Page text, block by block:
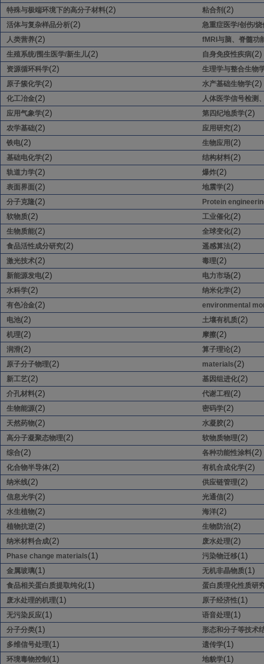
特殊与极端环境下的高分子材料(2) 粘合剂 (2)
活体与复杂样品分析(2)
急重症医学/创伤/
人类营养(2)
fMRI与脑、脊髓功
生殖系统/围生医学/新生儿(2) 自身免疫性疾病(2)
资源循环科学(2)
生理学与整合生物
原子簇化学(2) 水产基础生物学(2)
化工冶金(2)
人体医学信号检测
应用气象学(2) 第四纪地质学(2)
农学基础(2) 应用研究(2)
铁电(2) 生物应用 (2)
基础电化学(2) 结构材料(2)
轨道力学(2) 爆炸(2)
表面界面(2) 地震学(2)
分子克隆(2)
Protein
软物质(2) 工业催化(2)
生物质能(2) 全球变化(2)
食品活性成分研究(2) 遥感算法(2)
激光技术(2) 毒理(2)
新能源发电(2) 电力市场(2)
水科学(2) 纳米化学(2)
有色冶金(2)
environmental
电池(2) 土壤有机质(2)
机理(2) 摩擦(2)
润滑(2) 算子理论(2)
原子分子物理(2) materials(2)
新工艺(2) 基因组进化(2)
介孔材料(2) 代谢工程(2)
生物能源(2) 密码学(2)
天然药物(2) 水凝胶(2)
高分子凝聚态物理(2) 软物质物理(2)
综合(2) 各种功能性涂料(2)
化合物半导体(2) 有机合成化学(2)
纳米线(2) 供应链管理(2)
信息光学(2) 光通信(2)
水生植物(2) 海洋(2)
植物抗逆(2) 生物防治(2)
纳米材料合成(2) 废水处理(2)
Phase change materials(1) 污染物迁移(1)
金属玻璃(1) 无机非晶物质(1)
食品相关蛋白质提取纯化(1)
蛋白质理化性质研
废水处理的机理(1) 原子经济性(1)
无污染反应(1) 语音处理(1)
分子分类(1)
形态和分子等技术
多维信号处理(1) 遗传学(1)
环境毒物控制 (1) 地貌学(1)